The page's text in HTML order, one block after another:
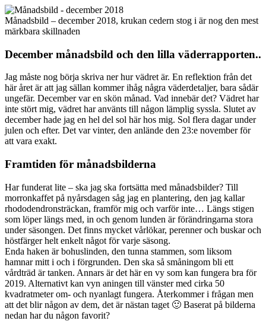
Månadsbild – december 2018, krukan cedern stog i är nog den mest
märkbara skillnaden
December månadsbild och den lilla väderrapporten..
Jag måste nog börja skriva ner hur vädret är. En reflektion från det
här året är att jag sällan kommer ihåg några väderdetaljer, bara sådär
ungefär. December var en skön månad. Vad innebär det? Vädret har
inte stört mig, vädret har använts till någon lämplig syssla. Slutet av
december hade jag en hel del sol här hos mig. Sol flera dagar under
julen och efter. Det var vinter, den anlände den 23:e november för
att vara exakt.
Framtiden för månadsbilderna
Har funderat lite – ska jag ska fortsätta med månadsbilder? Till
morronkaffet på nyårsdagen såg jag en plantering, den jag kallar
rhododendronsträckan, framför mig och varför inte… Längs stigen
som löper längs med, in och genom lunden är förändringarna stora
under säsongen. Det finns mycket vårlökar, perenner och buskar och
höstfärger helt enkelt något för varje säsong.
Enda haken är bohuslinden, den tunna stammen, som liksom
hamnar mitt i och i förgrunden. Den ska så småningom bli ett
vårdträd är tanken. Annars är det här en vy som kan fungera bra för
2019. Alternativt kan vyn aningen till vänster med cirka 50
kvadratmeter om- och nyanlagt fungera. Återkommer i frågan men
att det blir någon av dem, det är nästan taget 🙂 Baserat på bilderna
nedan har du någon favorit?